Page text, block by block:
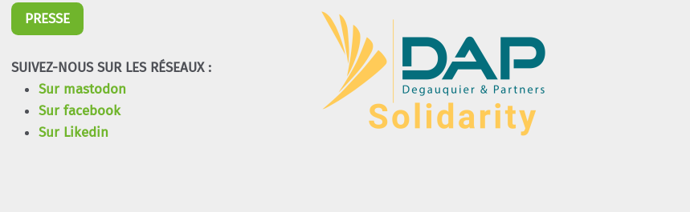
PRESSE
SUIVEZ-NOUS SUR LES RÉSEAUX :
Sur mastodon
Sur facebook
Sur Likedin